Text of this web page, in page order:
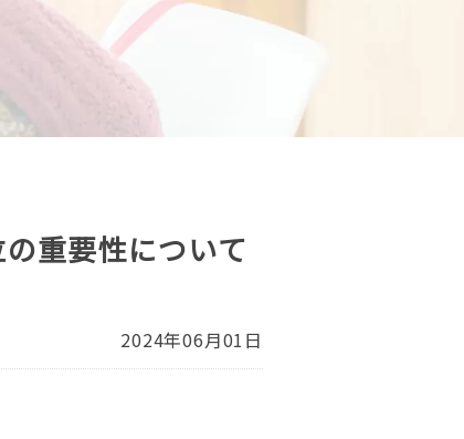
重要性について
2024年06月01日